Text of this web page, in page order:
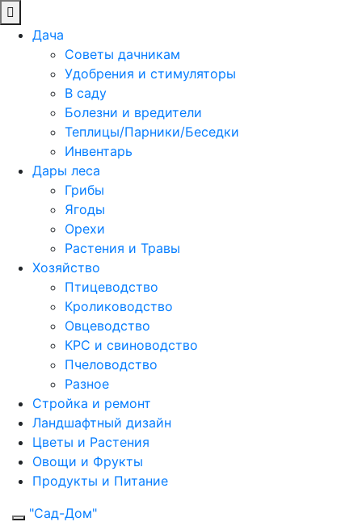
Дача
Советы дачникам
Удобрения и стимуляторы
В саду
Болезни и вредители
Теплицы/Парники/Беседки
Инвентарь
Дары леса
Грибы
Ягоды
Орехи
Растения и Травы
Хозяйство
Птицеводство
Кролиководство
Овцеводство
КРС и свиноводство
Пчеловодство
Разное
Стройка и ремонт
Ландшафтный дизайн
Цветы и Растения
Овощи и Фрукты
Продукты и Питание
"Сад-Дом"